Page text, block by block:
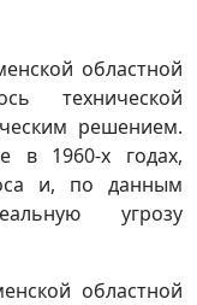
областной
технической
решением.
в 1960-х годах,
и, по данным
угрозу
областной